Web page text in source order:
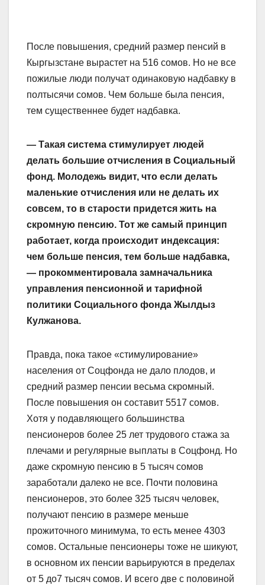
После повышения, средний размер пенсий в
Кыргызстане вырастет на 516 сомов. Но не все
пожилые люди получат одинаковую надбавку в
полтысячи сомов. Чем больше была пенсия,
тем существеннее будет надбавка.
— Такая система стимулирует людей
делать большие отчисления в Социальный
фонд. Молодежь видит, что если делать
маленькие отчисления или не делать их
совсем, то в старости придется жить на
скромную пенсию. Тот же самый принцип
работает, когда происходит индексация:
чем больше пенсия, тем больше надбавка,
— прокомментировала замначальника
управления пенсионной и тарифной
политики Социального фонда Жылдыз
Кулжанова.
Правда, пока такое «стимулирование»
населения от Соцфонда не дало плодов, и
средний размер пенсии весьма скромный.
После повышения он составит 5517 сомов.
Хотя у подавляющего большинства
пенсионеров более 25 лет трудового стажа за
плечами и регулярные выплаты в Соцфонд. Но
даже скромную пенсию в 5 тысяч сомов
заработали далеко не все. Почти половина
пенсионеров, это более 325 тысяч человек,
получают пенсию в размере меньше
прожиточного минимума, то есть менее 4303
сомов. Остальные пенсионеры тоже не шикуют,
в основном их пенсии варьируются в пределах
от 5 до7 тысяч сомов. И всего две с половиной